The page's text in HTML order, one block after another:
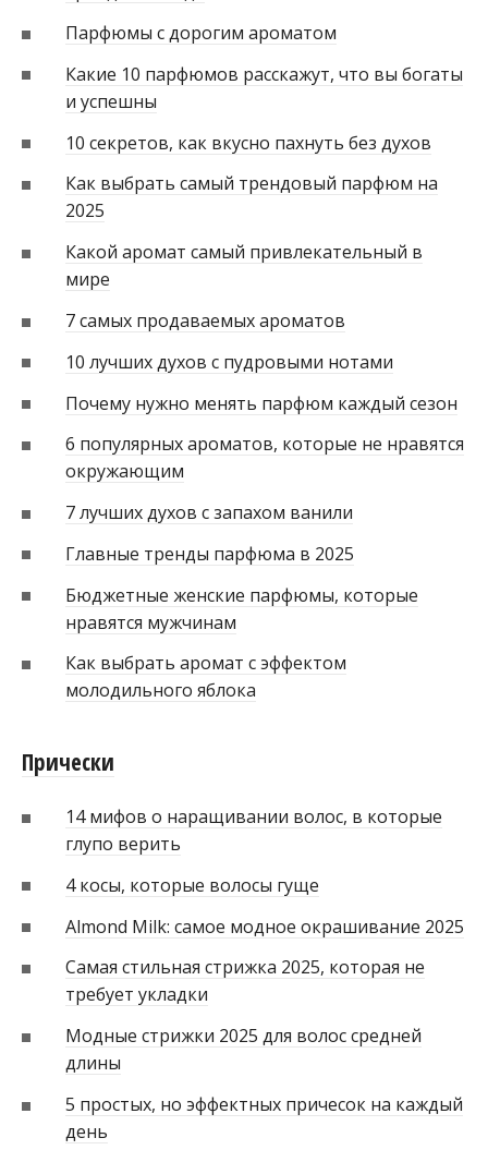
Парфюмы с дорогим ароматом
Какие 10 парфюмов расскажут, что вы богаты
и успешны
10 секретов, как вкусно пахнуть без духов
Как выбрать самый трендовый парфюм на
2025
Какой аромат самый привлекательный в
мире
7 самых продаваемых ароматов
10 лучших духов с пудровыми нотами
Почему нужно менять парфюм каждый сезон
6 популярных ароматов, которые не нравятся
окружающим
7 лучших духов с запахом ванили
Главные тренды парфюма в 2025
Бюджетные женские парфюмы, которые
нравятся мужчинам
Как выбрать аромат с эффектом
молодильного яблока
Прически
14 мифов о наращивании волос, в которые
глупо верить
4 косы, которые волосы гуще
Almond Milk: самое модное окрашивание 2025
Самая стильная стрижка 2025, которая не
требует укладки
Модные стрижки 2025 для волос средней
длины
5 простых, но эффектных причесок на каждый
день